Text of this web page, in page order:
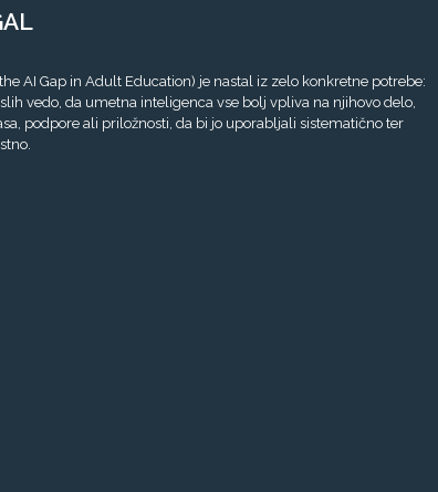
AI Gap in Adult Education) je nastal iz zelo konkretne potrebe:
vedo, da umetna inteligenca vse bolj vpliva na njihovo delo,
podpore ali priložnosti, da bi jo uporabljali sistematično ter